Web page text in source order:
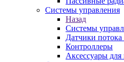
Системы управления
Назад
Системы
Датчики
Контроллеры
Аксессуары для